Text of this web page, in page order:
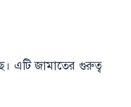
এটি জামাতের গুরুত্ব